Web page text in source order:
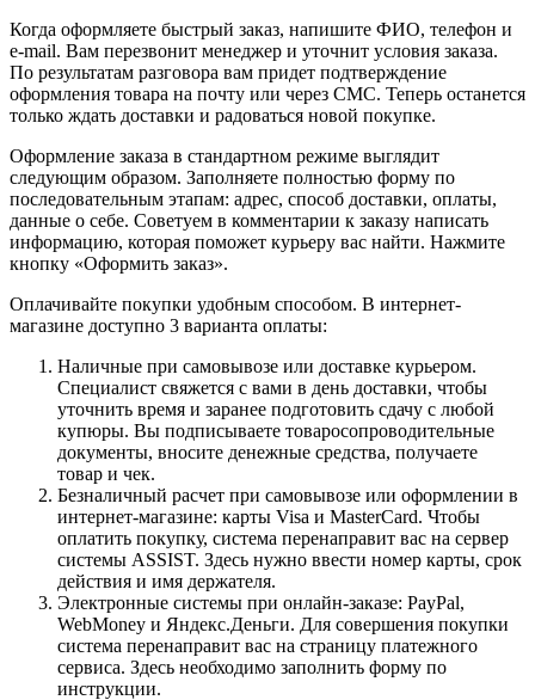
Когда оформляете быстрый заказ, напишите ФИО, телефон и
e-mail. Вам перезвонит менеджер и уточнит условия заказа.
По результатам разговора вам придет подтверждение
оформления товара на почту или через СМС. Теперь останется
только ждать доставки и радоваться новой покупке.
Оформление заказа в стандартном режиме выглядит
следующим образом. Заполняете полностью форму по
последовательным этапам: адрес, способ доставки, оплаты,
данные о себе. Советуем в комментарии к заказу написать
информацию, которая поможет курьеру вас найти. Нажмите
кнопку «Оформить заказ».
Оплачивайте покупки удобным способом. В интернет-
магазине доступно 3 варианта оплаты:
Наличные при самовывозе или доставке курьером.
Специалист свяжется с вами в день доставки, чтобы
уточнить время и заранее подготовить сдачу с любой
купюры. Вы подписываете товаросопроводительные
документы, вносите денежные средства, получаете
товар и чек.
Безналичный расчет при самовывозе или оформлении в
интернет-магазине: карты Visa и MasterCard. Чтобы
оплатить покупку, система перенаправит вас на сервер
системы ASSIST. Здесь нужно ввести номер карты, срок
действия и имя держателя.
Электронные системы при онлайн-заказе: PayPal,
WebMoney и Яндекс.Деньги. Для совершения покупки
система перенаправит вас на страницу платежного
сервиса. Здесь необходимо заполнить форму по
инструкции.